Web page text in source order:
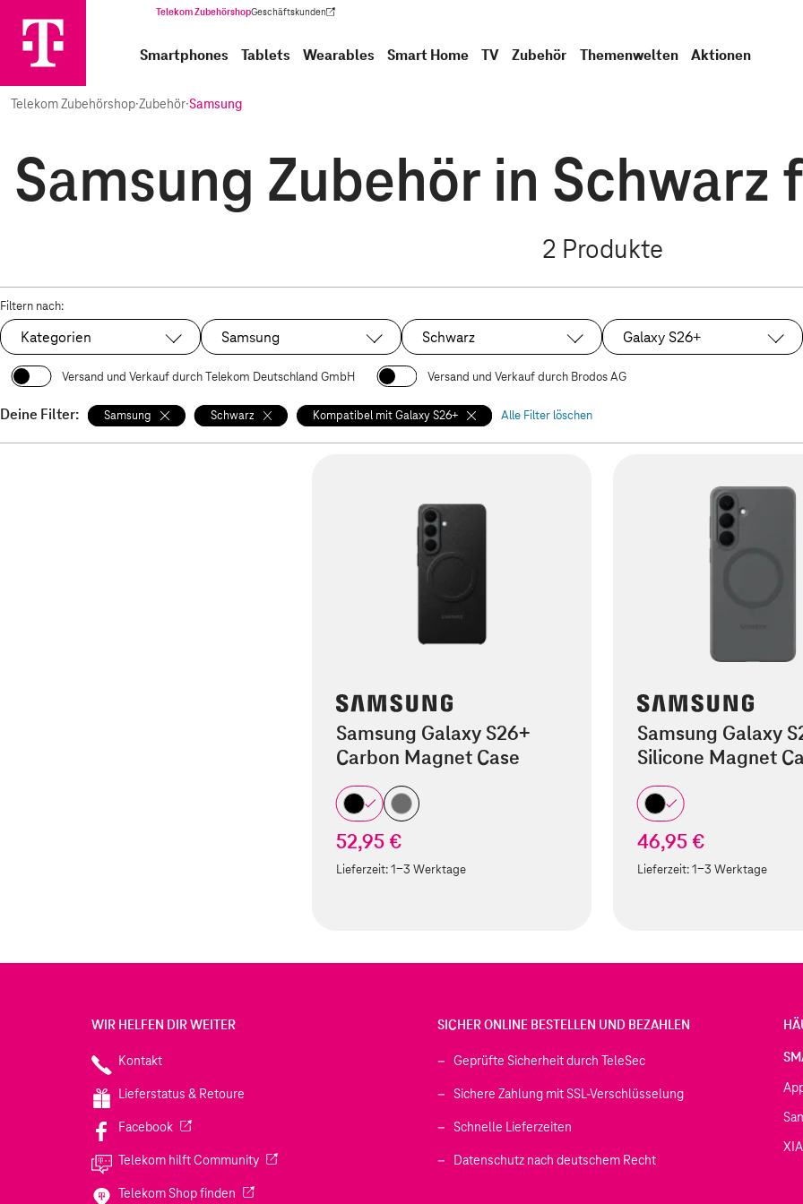
Telekom ZubehörshopGeschäftskunden
(Wird in einem neuen Tab geöffnet)
Smartphones Tablets Wearables Smart Home TV Zubehör Themenwelten Aktionen
Telekom Zubehörshop·Zubehör·Samsung
Samsung Zubehör in Schwarz
2 Produkte
Filtern nach:
Kategorien Ausgewählt:
Samsung Ausgewählt:
Schwarz Ausgewählt:
Galaxy S26+
Versand und Verkauf durch Telekom Deutschland GmbH Versand und Verkauf durch Brodos AG
Deine Filter: Samsung Schwarz Kompatibel mit Galaxy S26+ Alle Filter löschen
Samsung Galaxy S26+
Carbon Magnet Case
52,95 €
Lieferzeit:1-3 Werktage
Samsung Galaxy
Silicone Magnet
46,95 €
Lieferzeit:1-3 Werktage
WIR HELFEN DIR WEITER
Kontakt
Lieferstatus & Retoure
Facebook(Wird in einem neuen Tab geöffnet)
Telekom hilft Community(Wird in einem neuen Tab geöffnet)
Telekom Shop finden (Wird in einem neuen Tab geöffnet)
SICHER ONLINE BESTELLEN UND BEZAHLEN
Geprüfte Sicherheit durch TeleSec
Sichere Zahlung mit SSL-Verschlüsselung
Schnelle Lieferzeiten
Datenschutz nach deutschem Recht